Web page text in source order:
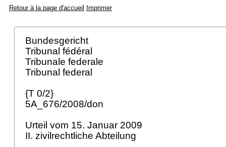
Retour à la page d'accueil Imprimer
Bundesgericht
Tribunal fédéral
Tribunale federale
Tribunal federal
{T 0/2}
5A_676/2008/don
Urteil vom 15. Januar 2009
II. zivilrechtliche Abteilung